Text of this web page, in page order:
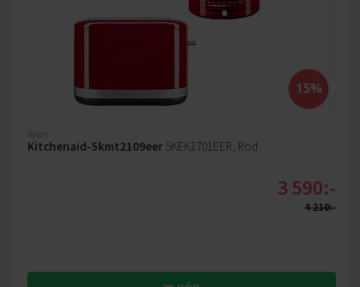
15%
Paket
Kitchenaid-5kmt2109eer 5KEK1701EER, Röd
3 590:-
4 210:-